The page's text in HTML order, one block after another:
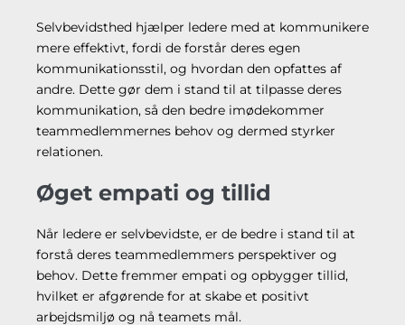
Selvbevidsthed hjælper ledere med at kommunikere
mere effektivt, fordi de forstår deres egen
kommunikationsstil, og hvordan den opfattes af
andre. Dette gør dem i stand til at tilpasse deres
kommunikation, så den bedre imødekommer
teammedlemmernes behov og dermed styrker
relationen.
Øget empati og tillid
Når ledere er selvbevidste, er de bedre i stand til at
forstå deres teammedlemmers perspektiver og
behov. Dette fremmer empati og opbygger tillid,
hvilket er afgørende for at skabe et positivt
arbejdsmiljø og nå teamets mål.